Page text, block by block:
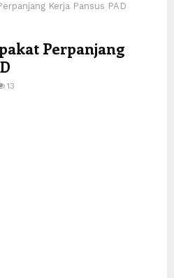
Kerja Pansus PAD
Perpanjang
13